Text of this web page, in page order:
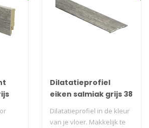
Dilatatieprofiel
eiken salmiak grijs 38
mm
Dilatatieprofiel in de kleur
van je vloer. Makkelijk te